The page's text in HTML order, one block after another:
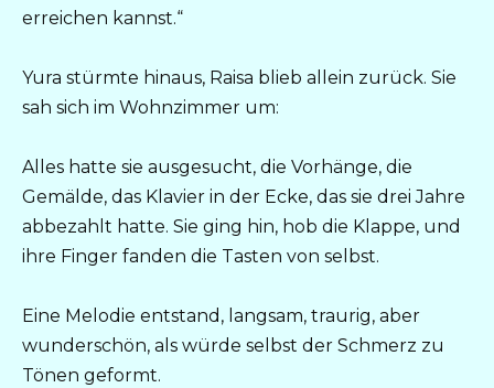
erreichen kannst.“
Yura stürmte hinaus, Raisa blieb allein zurück. Sie
sah sich im Wohnzimmer um:
Alles hatte sie ausgesucht, die Vorhänge, die
Gemälde, das Klavier in der Ecke, das sie drei Jahre
abbezahlt hatte. Sie ging hin, hob die Klappe, und
ihre Finger fanden die Tasten von selbst.
Eine Melodie entstand, langsam, traurig, aber
wunderschön, als würde selbst der Schmerz zu
Tönen geformt.